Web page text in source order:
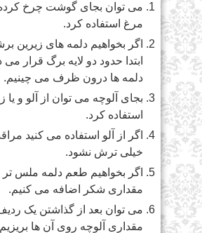
می توان بجای گوشت چرخ
مرغ استفاده کرد.
اگر بخواهیم دلمه های زیرین
ابتدا حدود دو لایه برگ قرار می
دلمه ها درون ظرف می چینیم.
بجای آلوچه می توان از آلو و
استفاده کرد.
اگر از آلو استفاده می کنید
خیلی ترش نشود.
اگر بخواهیم طعم دلمه ملس تر
مقداری شکر اضافه می کنیم.
می توان بعد از گذاشتن یک
مقداری آلوچه روی آن ها بریزیم